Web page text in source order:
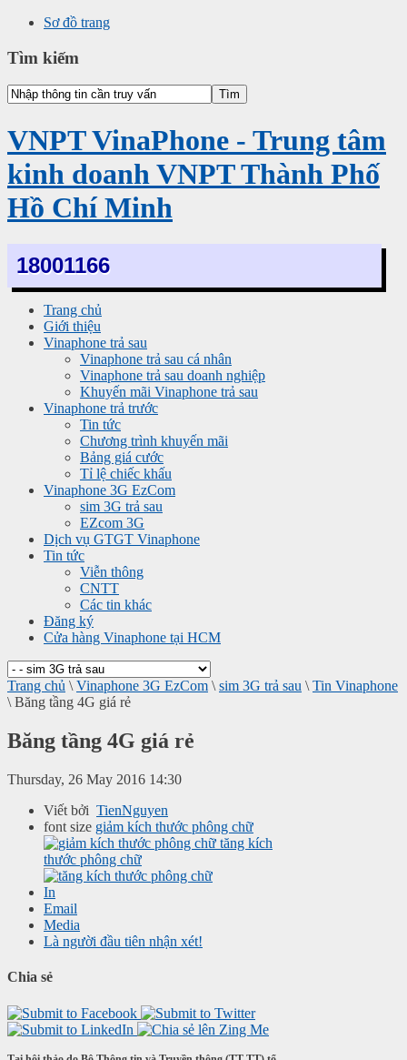
Sơ đồ trang
Tìm kiếm
VNPT VinaPhone - Trung tâm
kinh doanh VNPT Thành Phố
Hồ Chí Minh
18001166
Trang chủ
Giới thiệu
Vinaphone trả sau
Vinaphone trả sau cá nhân
Vinaphone trả sau doanh nghiệp
Khuyến mãi Vinaphone trả sau
Vinaphone trả trước
Tin tức
Chương trình khuyến mãi
Bảng giá cước
Tỉ lệ chiếc khấu
Vinaphone 3G EzCom
sim 3G trả sau
EZcom 3G
Dịch vụ GTGT Vinaphone
Tin tức
Viễn thông
CNTT
Các tin khác
Đăng ký
Cửa hàng Vinaphone tại HCM
Trang chủ \ Vinaphone 3G EzCom \ sim 3G trả sau \ Tin Vinaphone
\ Băng tầng 4G giá rẻ
Băng tầng 4G giá rẻ
Thursday, 26 May 2016 14:30
Viết bởi TienNguyen
font size giảm kích thước phông chữ
tăng kích
thước phông chữ
In
Email
Media
Là người đầu tiên nhận xét!
Chia sẻ